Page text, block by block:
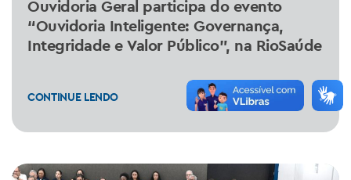
Ouvidoria Geral participa do evento
“Ouvidoria Inteligente: Governança,
Integridade e Valor Público”, na RioSaúde
CONTINUE LENDO